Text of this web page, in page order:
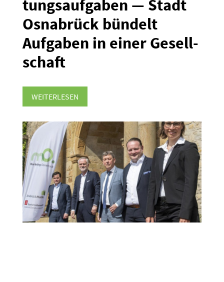
tungs­auf­gaben — Stadt
Osnabrück bündelt
Aufgaben in einer Gesell­
schaft
WEITERLESEN